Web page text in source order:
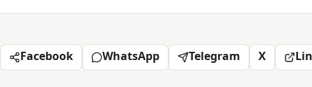
Facebook WhatsApp Telegram X